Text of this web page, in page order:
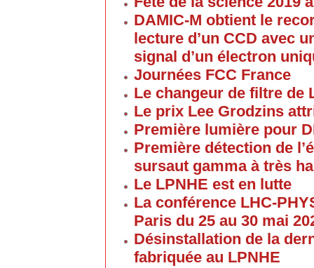
DAMIC-M obtient le
lecture d’un CCD avec
signal d’un électron
Journées FCC France
Le changeur de filtre de
Le prix Lee Grodzins
Première lumière pour
Première détection de
sursaut gamma à très
Le LPNHE est en lutte
La conférence LHC-
Paris du 25 au 30 mai
Désinstallation de la
fabriquée au LPNHE